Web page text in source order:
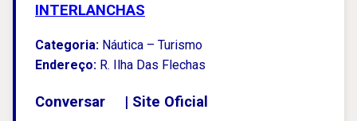
INTERLANCHAS
Categoria: Náutica – Turismo
Endereço: R. Ilha Das Flechas
Conversar | Site Oficial